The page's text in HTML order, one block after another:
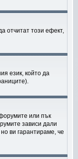
отчитат този ефект,
език, който да
или пък
зависи дали
ви гарантираме, че